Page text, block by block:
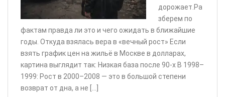
дорожает.Ра
зберем по
фактам правда ли это и чего ожидать в ближайшие
годы. Откуда взялась вера в «вечный рост» Если
взять график цен на жильё в Москве в долларах,
картина выглядит так: Низкая база после 90-х В 1998–
1999: Рост в 2000–2008 — это в большой степени
возврат от дна, а не […]